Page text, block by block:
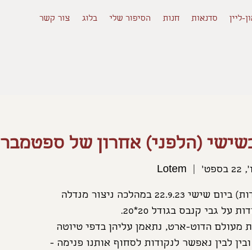
ליין סדנאות חנות הסיפור שלי בלוג צור קשר
(הלפני) אחרון של ספטמבר
Lotem
סדנת דוט-ארט (ציור בנקודות) ביום שישי 22.9.23 במהלכה ניצור מנדלה
לבין נאפשר לנקודות לסחוף אותנו פנימה -